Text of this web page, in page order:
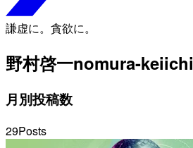
謙虚に。貪欲に。
野村啓一nomura-keiichi
月別投稿数
29Posts